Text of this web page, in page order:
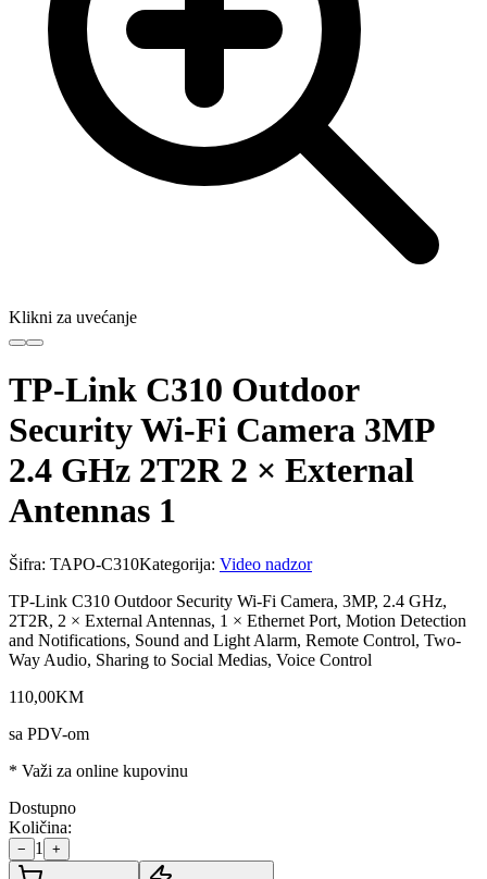
Klikni za uvećanje
TP-Link C310 Outdoor
Security Wi-Fi Camera 3MP
2.4 GHz 2T2R 2 × External
Antennas 1
Šifra: TAPO-C310Kategorija: Video nadzor
TP-Link C310 Outdoor Security Wi-Fi Camera, 3MP, 2.4 GHz,
2T2R, 2 × External Antennas, 1 × Ethernet Port, Motion Detection
and Notifications, Sound and Light Alarm, Remote Control, Two-
Way Audio, Sharing to Social Medias, Voice Control
110,00KM
sa PDV-om
* Važi za online kupovinu
Dostupno
Količina:
− 1 +